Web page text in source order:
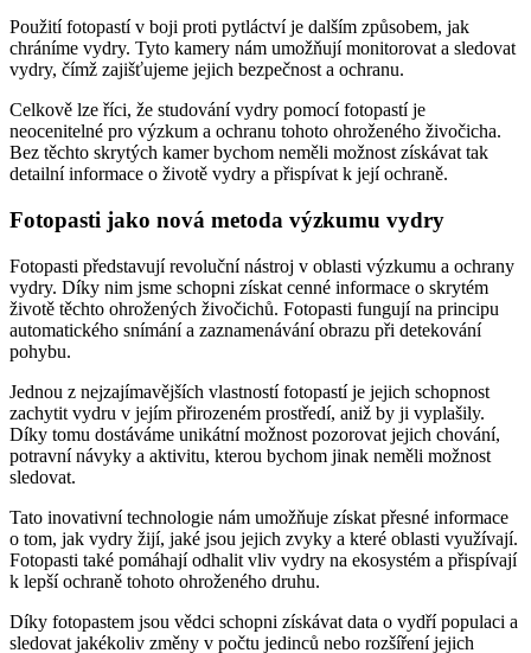
Použití fotopastí v boji proti pytláctví je dalším způsobem, jak
chráníme vydry. Tyto kamery nám umožňují monitorovat a sledovat
vydry, čímž zajišťujeme jejich bezpečnost a ochranu.
Celkově lze říci, že studování vydry pomocí fotopastí je
neocenitelné pro výzkum a ochranu tohoto ohroženého živočicha.
Bez těchto skrytých kamer bychom neměli možnost získávat tak
detailní informace o životě vydry a přispívat k její ochraně.
Fotopasti jako nová metoda výzkumu vydry
Fotopasti představují revoluční nástroj v oblasti výzkumu a ochrany
vydry. Díky nim jsme schopni získat cenné informace o skrytém
životě těchto ohrožených živočichů. Fotopasti fungují na principu
automatického snímání a zaznamenávání obrazu při detekování
pohybu.
Jednou z nejzajímavějších vlastností fotopastí je jejich schopnost
zachytit vydru v jejím přirozeném prostředí, aniž by ji vyplašily.
Díky tomu dostáváme unikátní možnost pozorovat jejich chování,
potravní návyky a aktivitu, kterou bychom jinak neměli možnost
sledovat.
Tato inovativní technologie nám umožňuje získat přesné informace
o tom, jak vydry žijí, jaké jsou jejich zvyky a které oblasti využívají.
Fotopasti také pomáhají odhalit vliv vydry na ekosystém a přispívají
k lepší ochraně tohoto ohroženého druhu.
Díky fotopastem jsou vědci schopni získávat data o vydří populaci a
sledovat jakékoliv změny v počtu jedinců nebo rozšíření jejich